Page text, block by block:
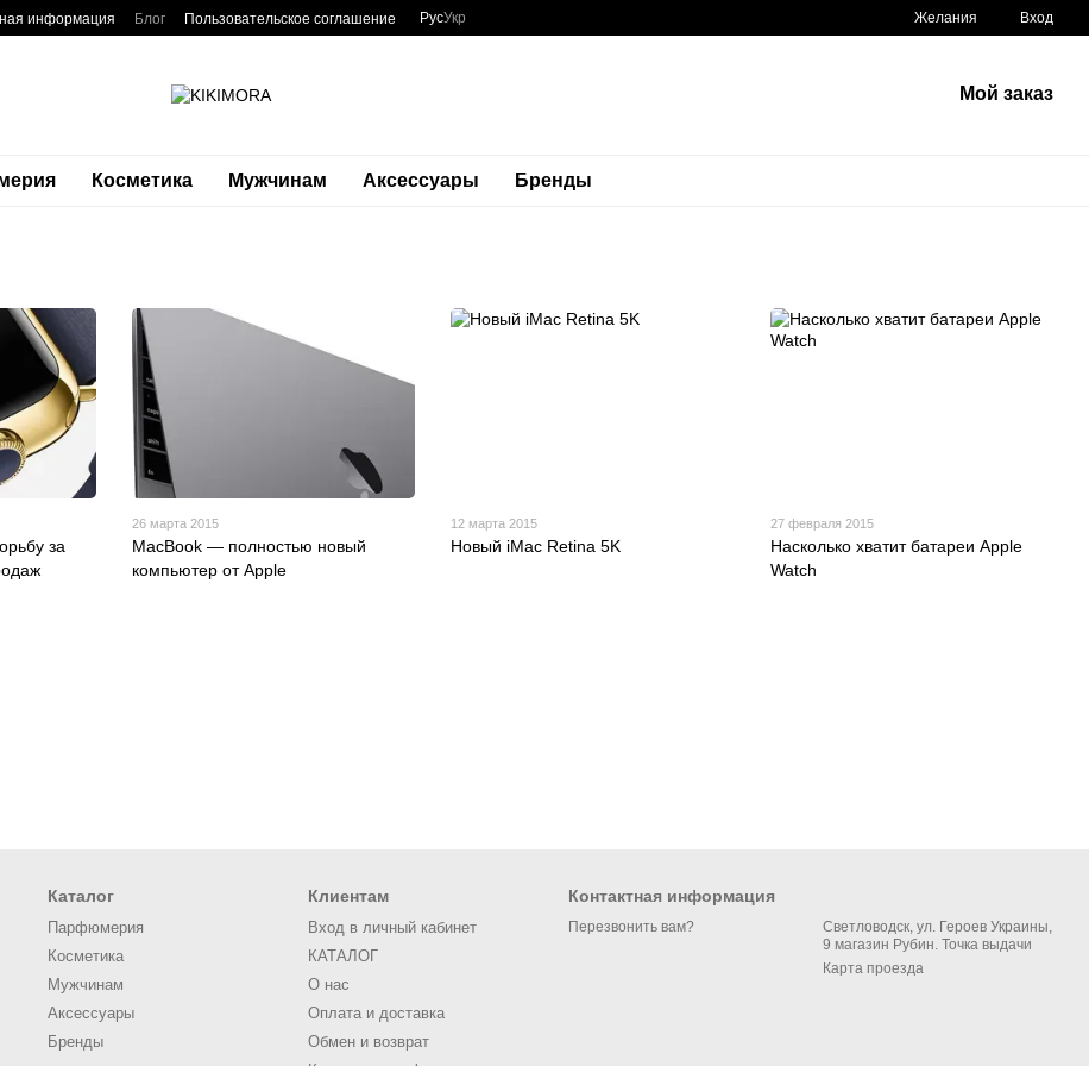
информация Блог Пользовательское соглашение РусУкр Желания Вход
Мой заказ
Косметика Мужчинам Аксессуары Бренды
за
26 марта 2015
MacBook — полностью новый
компьютер от Apple
12 марта 2015
Новый iMac Retina 5K
27 февраля 2015
Насколько хватит батареи Apple
Watch
Каталог
Парфюмерия
Косметика
Мужчинам
Аксессуары
Бренды
Клиентам
Вход в личный кабинет
КАТАЛОГ
О нас
Оплата и доставка
Обмен и возврат
Контактная информация
Перезвонить вам?
Светловодск, ул. Героев Украины,
9 магазин Рубин. Точка выдачи
Карта проезда